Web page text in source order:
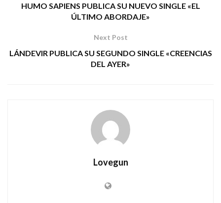
HUMO SAPIENS PUBLICA SU NUEVO SINGLE «EL
ÚLTIMO ABORDAJE»
Next Post
LÁNDEVIR PUBLICA SU SEGUNDO SINGLE «CREENCIAS
DEL AYER»
Lovegun